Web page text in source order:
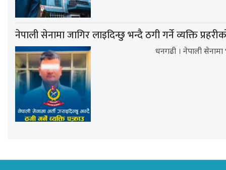
नेपाली सेनामा जागिर लाइदिन्छु भन्दै ठगी गर्ने व्यक्ति
धनगढी । नेपाली